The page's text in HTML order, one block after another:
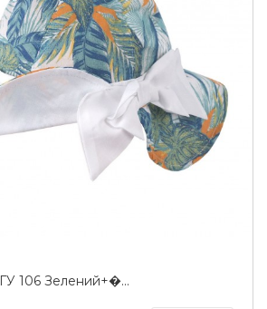
ГУ 106 Зелений+�...